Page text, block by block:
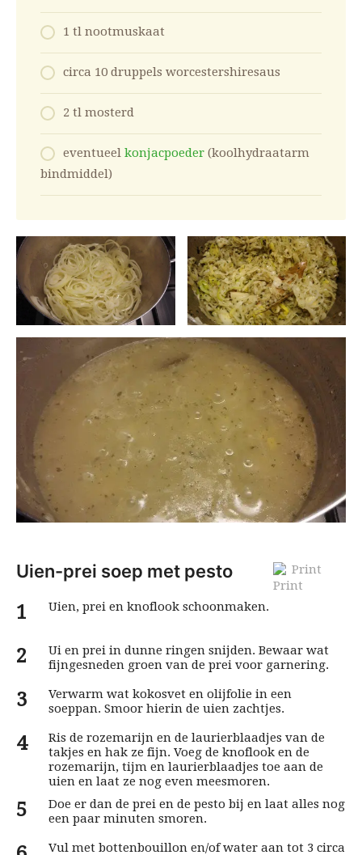
1 tl nootmuskaat
circa 10 druppels worcestershiresaus
2 tl mosterd
eventueel konjacpoeder (koolhydraatarm
bindmiddel)
Print
Uien-prei soep met pesto
Uien, prei en knoflook schoonmaken.
Ui en prei in dunne ringen snijden. Bewaar wat
fijngesneden groen van de prei voor garnering.
Verwarm wat kokosvet en olijfolie in een
soeppan. Smoor hierin de uien zachtjes.
Ris de rozemarijn en de laurierblaadjes van de
takjes en hak ze fijn. Voeg de knoflook en de
rozemarijn, tijm en laurierblaadjes toe aan de
uien en laat ze nog even meesmoren.
Doe er dan de prei en de pesto bij en laat alles nog
een paar minuten smoren.
Vul met bottenbouillon en/of water aan tot 3 circa